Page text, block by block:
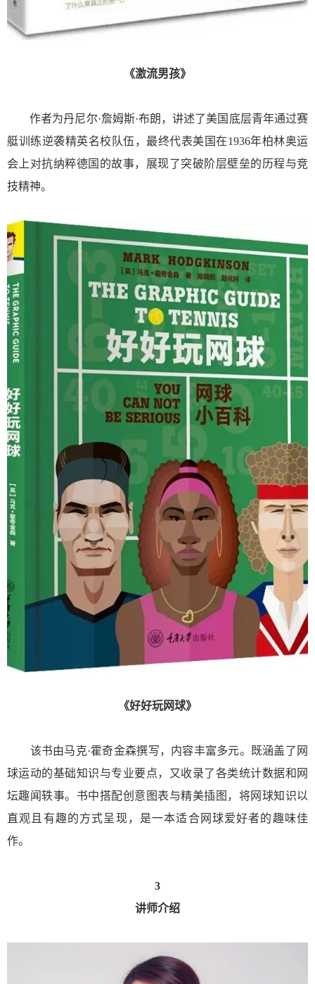
《激流男孩》
作者为丹尼尔·詹姆斯·布朗，讲述了美国底层青年通过赛
艇训练逆袭精英名校队伍，最终代表美国在1936年柏林奥运
会上对抗纳粹德国的故事，展现了突破阶层壁垒的历程与竞
技精神。
《好好玩网球》
该书由马克·霍奇金森撰写，内容丰富多元。既涵盖了网
球运动的基础知识与专业要点，又收录了各类统计数据和网
坛趣闻轶事。书中搭配创意图表与精美插图，将网球知识以
直观且有趣的方式呈现，是一本适合网球爱好者的趣味佳
作。
3
讲师介绍